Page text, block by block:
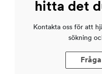
hitta det
Kontakta oss för att
sökning